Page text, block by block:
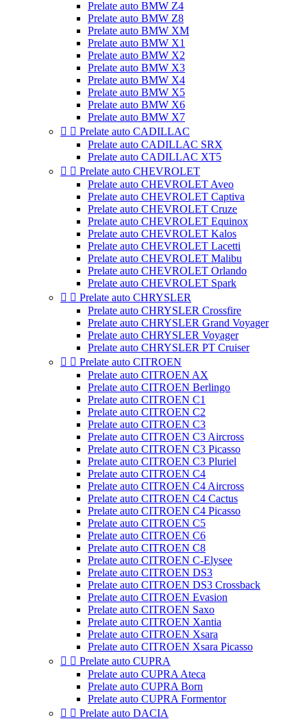
Prelate auto BMW Z4
Prelate auto BMW Z8
Prelate auto BMW XM
Prelate auto BMW X1
Prelate auto BMW X2
Prelate auto BMW X3
Prelate auto BMW X4
Prelate auto BMW X5
Prelate auto BMW X6
Prelate auto BMW X7
  Prelate auto CADILLAC
Prelate auto CADILLAC SRX
Prelate auto CADILLAC XT5
  Prelate auto CHEVROLET
Prelate auto CHEVROLET Aveo
Prelate auto CHEVROLET Captiva
Prelate auto CHEVROLET Cruze
Prelate auto CHEVROLET Equinox
Prelate auto CHEVROLET Kalos
Prelate auto CHEVROLET Lacetti
Prelate auto CHEVROLET Malibu
Prelate auto CHEVROLET Orlando
Prelate auto CHEVROLET Spark
  Prelate auto CHRYSLER
Prelate auto CHRYSLER Crossfire
Prelate auto CHRYSLER Grand Voyager
Prelate auto CHRYSLER Voyager
Prelate auto CHRYSLER PT Cruiser
  Prelate auto CITROEN
Prelate auto CITROEN AX
Prelate auto CITROEN Berlingo
Prelate auto CITROEN C1
Prelate auto CITROEN C2
Prelate auto CITROEN C3
Prelate auto CITROEN C3 Aircross
Prelate auto CITROEN C3 Picasso
Prelate auto CITROEN C3 Pluriel
Prelate auto CITROEN C4
Prelate auto CITROEN C4 Aircross
Prelate auto CITROEN C4 Cactus
Prelate auto CITROEN C4 Picasso
Prelate auto CITROEN C5
Prelate auto CITROEN C6
Prelate auto CITROEN C8
Prelate auto CITROEN C-Elysee
Prelate auto CITROEN DS3
Prelate auto CITROEN DS3 Crossback
Prelate auto CITROEN Evasion
Prelate auto CITROEN Saxo
Prelate auto CITROEN Xantia
Prelate auto CITROEN Xsara
Prelate auto CITROEN Xsara Picasso
  Prelate auto CUPRA
Prelate auto CUPRA Ateca
Prelate auto CUPRA Born
Prelate auto CUPRA Formentor
  Prelate auto DACIA